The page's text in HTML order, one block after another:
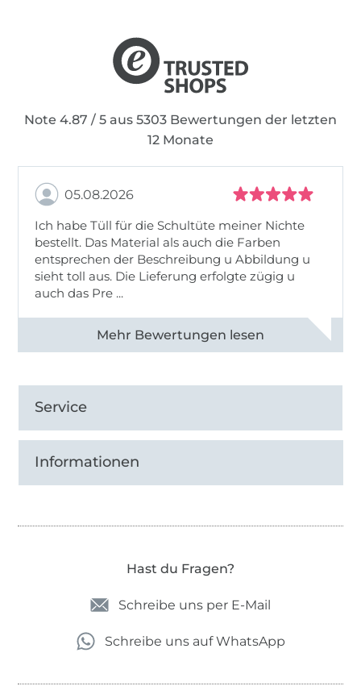
Note 4.87 / 5 aus 5303 Bewertungen der letzten
12 Monate
05.08.2026
Ich habe Tüll für die Schultüte meiner Nichte
bestellt. Das Material als auch die Farben
entsprechen der Beschreibung u Abbildung u
sieht toll aus. Die Lieferung erfolgte zügig u
auch das Pre ...
Alle 82950 Bewertungen ansehen
Service
Informationen
Hast du Fragen?
Schreibe uns per E-Mail
Schreibe uns auf WhatsApp